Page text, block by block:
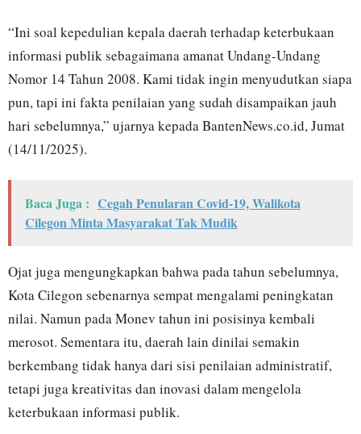
“Ini soal kepedulian kepala daerah terhadap keterbukaan
informasi publik sebagaimana amanat Undang-Undang
Nomor 14 Tahun 2008. Kami tidak ingin menyudutkan siapa
pun, tapi ini fakta penilaian yang sudah disampaikan jauh
hari sebelumnya,” ujarnya kepada BantenNews.co.id, Jumat
(14/11/2025).
Baca Juga : Cegah Penularan Covid-19, Walikota
Cilegon Minta Masyarakat Tak Mudik
Ojat juga mengungkapkan bahwa pada tahun sebelumnya,
Kota Cilegon sebenarnya sempat mengalami peningkatan
nilai. Namun pada Monev tahun ini posisinya kembali
merosot. Sementara itu, daerah lain dinilai semakin
berkembang tidak hanya dari sisi penilaian administratif,
tetapi juga kreativitas dan inovasi dalam mengelola
keterbukaan informasi publik.